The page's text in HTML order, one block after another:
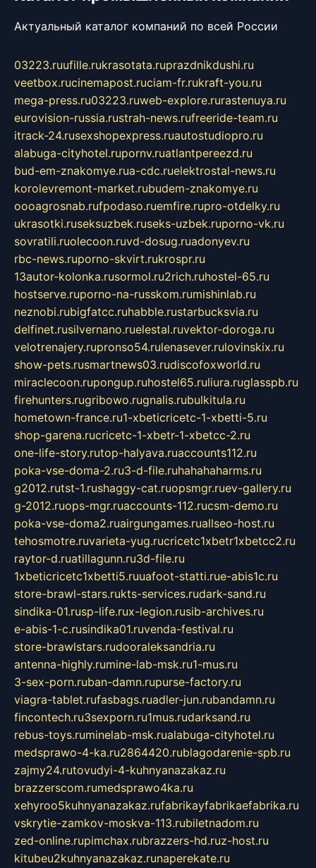
Актуальный каталог компаний по всей России
03223.ruufille.rukrasotata.ruprazdnikdushi.ru
veetbox.rucinemapost.ruciam-fr.rukraft-you.ru
mega-press.ru03223.ruweb-explore.rurastenuya.ru
eurovision-russia.rustrah-news.rufreeride-team.ru
itrack-24.rusexshopexpress.ruautostudiopro.ru
alabuga-cityhotel.rupornv.ruatlantpereezd.ru
bud-em-znakomye.rua-cdc.ruelektrostal-news.ru
korolevremont-market.rubudem-znakomye.ru
oooagrosnab.rufpodaso.ruemfire.rupro-otdelky.ru
ukrasotki.ruseksuzbek.ruseks-uzbek.ruporno-vk.ru
sovratili.ruolecoon.ruvd-dosug.ruadonyev.ru
rbc-news.ruporno-skvirt.rukrospr.ru
13autor-kolonka.rusormol.ru2rich.ruhostel-65.ru
hostserve.ruporno-na-russkom.rumishinlab.ru
neznobi.rubigfatcc.ruhabble.rustarbucksvia.ru
delfinet.rusilvernano.ruelestal.ruvektor-doroga.ru
velotrenajery.rupronso54.rulenasever.rulovinskix.ru
show-pets.rusmartnews03.rudiscofoxworld.ru
miraclecoon.rupongup.ruhostel65.ruliura.ruglasspb.ru
firehunters.rugribowo.rugnalis.rubulkitula.ru
hometown-france.ru1-xbeticricetc-1-xbetti-5.ru
shop-garena.rucricetc-1-xbetr-1-xbetcc-2.ru
one-life-story.rutop-halyava.ruaccounts112.ru
poka-vse-doma-2.ru3-d-file.ruhahahaharms.ru
g2012.rutst-1.rushaggy-cat.ruopsmgr.ruev-gallery.ru
g-2012.ruops-mgr.ruaccounts-112.rucsm-demo.ru
poka-vse-doma2.ruairgungames.ruallseo-host.ru
tehosmotre.ruvarieta-yug.rucricetc1xbetr1xbetcc2.ru
raytor-d.ruatillagunn.ru3d-file.ru
1xbeticricetc1xbetti5.ruuafoot-statti.rue-abis1c.ru
store-brawl-stars.rukts-services.rudark-sand.ru
sindika-01.rusp-life.rux-legion.rusib-archives.ru
e-abis-1-c.rusindika01.ruvenda-festival.ru
store-brawlstars.rudooraleksandria.ru
antenna-highly.rumine-lab-msk.ru1-mus.ru
3-sex-porn.ruban-damn.rupurse-factory.ru
viagra-tablet.rufasbags.ruadler-jun.rubandamn.ru
fincontech.ru3sexporn.ru1mus.rudarksand.ru
rebus-toys.ruminelab-msk.rualabuga-cityhotel.ru
medsprawo-4-ka.ru2864420.rublagodarenie-spb.ru
zajmy24.rutovudyi-4-kuhnyanazakaz.ru
brazzerscom.rumedsprawo4ka.ru
xehyroo5kuhnyanazakaz.rufabrikayfabrikaefabrika.ru
vskrytie-zamkov-moskva-113.rubiletnadom.ru
zed-online.rupimchax.rubrazzers-hd.ruz-host.ru
kitubeu2kuhnyanazakaz.runaperekate.ru